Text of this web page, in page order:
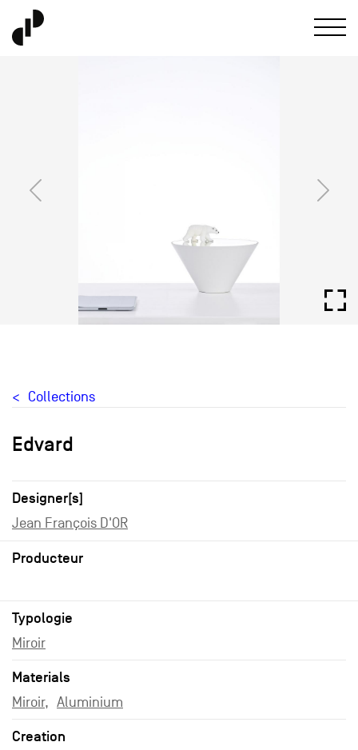
Collections
Edvard
Designer[s]
Jean François D'OR
Producteur
Typologie
Miroir
Materials
Miroir Aluminium
Creation